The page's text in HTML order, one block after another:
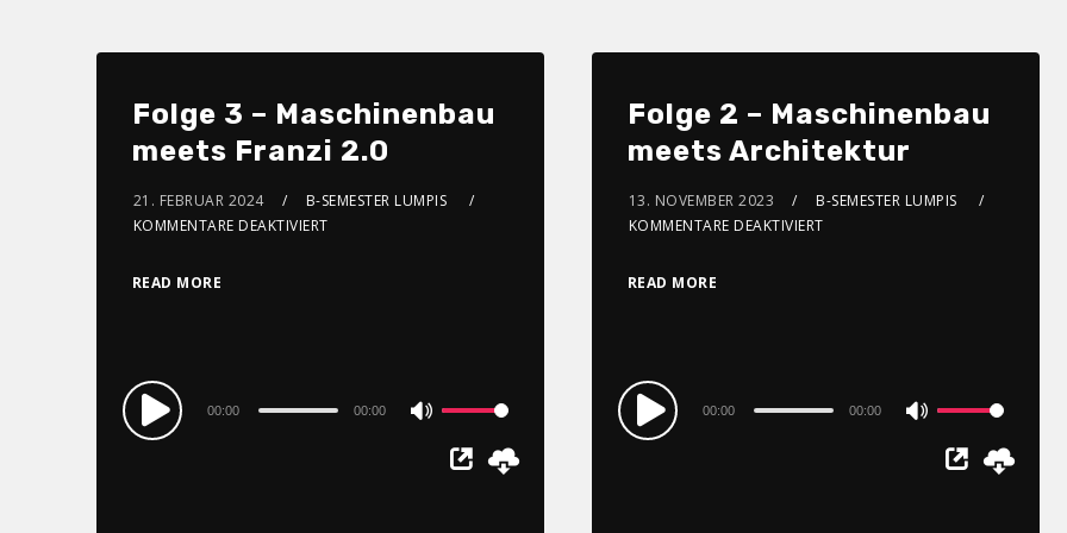
Folge 3 – Maschinenbau
meets Franzi 2.0
21. FEBRUAR 2024
B-SEMESTER LUMPIS
KOMMENTARE DEAKTIVIERT
READ MORE
Audio
Player
00:00 00:00
Up/Down
Folge 2 – Maschinenbau
meets Architektur
13. NOVEMBER 2023
B-SEMESTER LUMPIS
KOMMENTARE DEAKTIVIERT
READ MORE
Audio
Player
00:00 00:00
Up/Down